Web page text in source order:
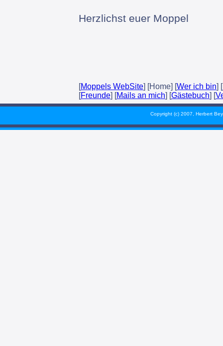
Herzlichst euer Moppel
[Moppels WebSite] [Home] [Wer ich bin] [
[Freunde] [Mails an mich] [Gästebuch] [
Copyright (c) 2007, Herbert